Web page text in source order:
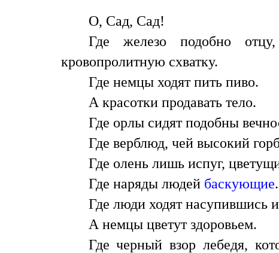
О, Сад, Сад!
Где железо подобно
кровопролитную схватку.
Где немцы ходят пить пиво.
А красотки продавать тело.
Где орлы сидят подобны
Где верблюд, чей высокий
Где олень лишь испуг,
Где наряды людей баскующие.
Где люди ходят насупившись
А немцы цветут здоровьем.
Где черный взор лебедя,